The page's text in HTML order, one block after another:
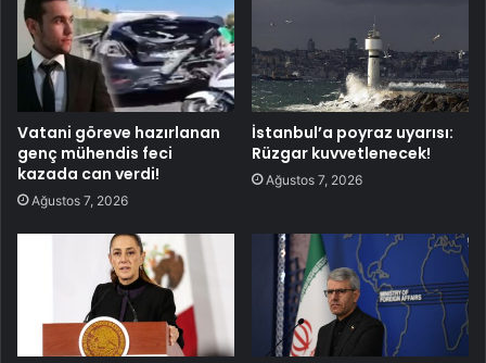
Vatani göreve hazırlanan
genç mühendis feci
kazada can verdi!
Ağustos 7, 2026
İstanbul’a poyraz uyarısı:
Rüzgar kuvvetlenecek!
Ağustos 7, 2026